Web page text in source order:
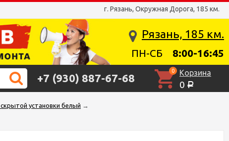
г. Рязань, Окружная Дорога, 185 км.
Рязань, 185 км.
ПН-СБ 8:00-16:45
+7 (930) 887-67-68
0 Корзина
0 Р
установки белый →